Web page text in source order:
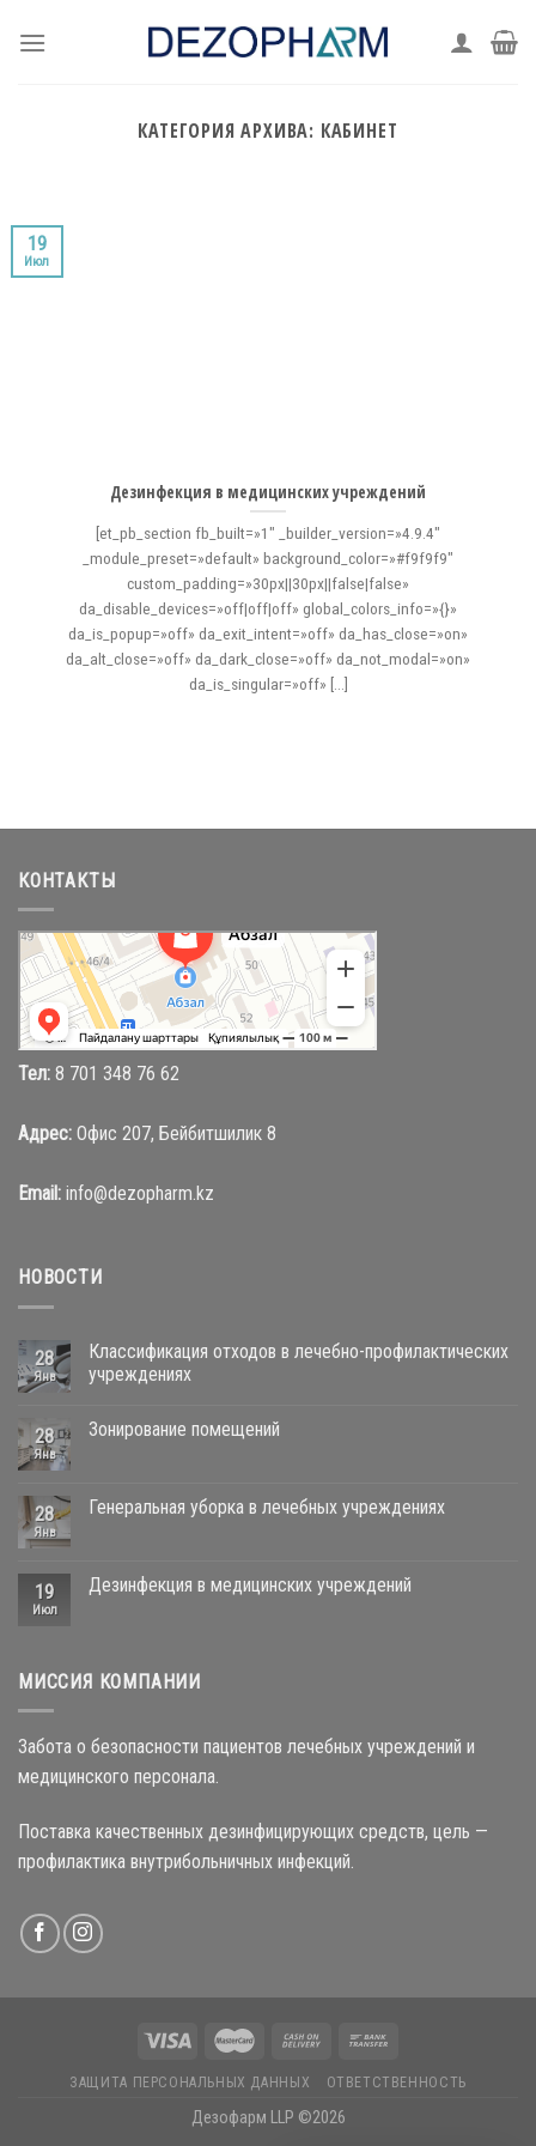
КАТЕГОРИЯ АРХИВА: КАБИНЕТ
Дезинфекция в медицинских учреждений
[et_pb_section fb_built=»1″ _builder_version=»4.9.4″
_module_preset=»default» background_color=»#f9f9f9″
custom_padding=»30px||30px||false|false»
da_disable_devices=»off|off|off» global_colors_info=»{}»
da_is_popup=»off» da_exit_intent=»off» da_has_close=»on»
da_alt_close=»off» da_dark_close=»off» da_not_modal=»on»
da_is_singular=»off» [...]
19
Июл
КОНТАКТЫ
Абзал
Торговый центр в Караганде
Магазин одежды в Караганде
Тел: 8 701 348 76 62
Адрес: Офис 207, Бейбитшилик 8
Email: info@dezopharm.kz
НОВОСТИ
28
Янв
Классификация отходов в лечебно-профилактических
учреждениях
28
Янв
Зонирование помещений
28
Янв
Генеральная уборка в лечебных учреждениях
19
Июл
Дезинфекция в медицинских учреждений
МИССИЯ КОМПАНИИ
Забота о безопасности пациентов лечебных учреждений и
медицинского персонала.
Поставка качественных дезинфицирующих средств, цель —
профилактика внутрибольничных инфекций.
ЗАЩИТА ПЕРСОНАЛЬНЫХ ДАННЫХ ОТВЕТСТВЕННОСТЬ
Дезофарм LLP ©2026